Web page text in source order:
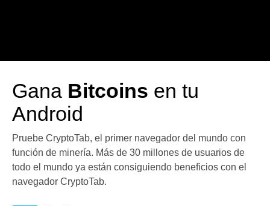
Gana Bitcoins en tu
Android
Pruebe CryptoTab, el primer navegador del mundo con
función de minería. Más de 30 millones de usuarios de
todo el mundo ya están consiguiendo beneficios con el
navegador CryptoTab.